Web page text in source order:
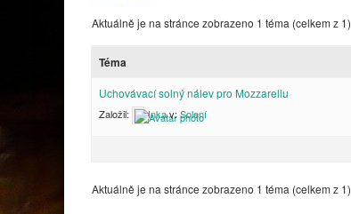
Aktuálně je na stránce zobrazeno 1 téma (celkem z 1)
Téma
Uchovávací solný nálev pro Mozzarellu
Založil: Inkav:Solení
Aktuálně je na stránce zobrazeno 1 téma (celkem z 1)